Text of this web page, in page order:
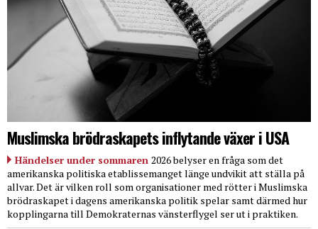
Muslimska brödraskapets inflytande växer i USA
Händelser under sommaren 2026 belyser en fråga som det
amerikanska politiska etablissemanget länge undvikit att ställa på
allvar. Det är vilken roll som organisationer med rötter i Muslimska
brödraskapet i dagens amerikanska politik spelar samt därmed hur
kopplingarna till Demokraternas vänsterflygel ser ut i praktiken.